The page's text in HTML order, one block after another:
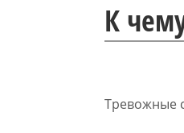
К
Тревожные